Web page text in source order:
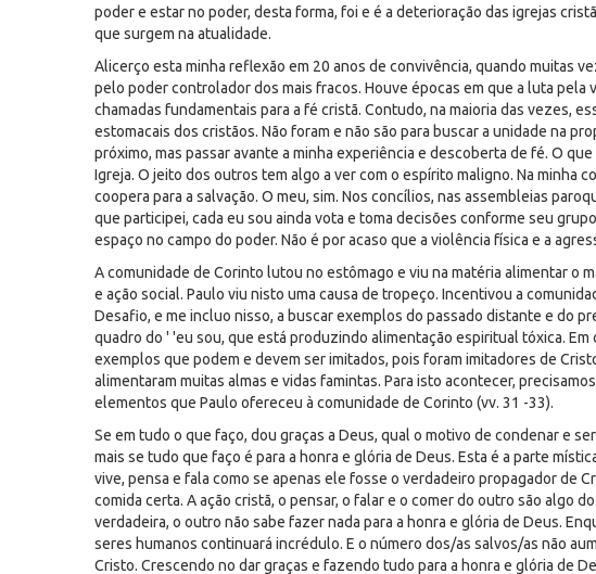
poder e estar no poder, desta forma, foi e é a deterioração das igrejas
que surgem na atualidade.
Alicerço esta minha reflexão em 20 anos de convivência, quando muitas
pelo poder controlador dos mais fracos. Houve épocas em que a luta
chamadas fundamentais para a fé cristã. Contudo, na maioria das vezes,
estomacais dos cristãos. Não foram e não são para buscar a unidade na
próximo, mas passar avante a minha experiência e descoberta de fé. O
Igreja. O jeito dos outros tem algo a ver com o espírito maligno. Na minha
coopera para a salvação. O meu, sim. Nos concílios, nas assembleias
que participei, cada eu sou ainda vota e toma decisões conforme seu
espaço no campo do poder. Não é por acaso que a violência física e a
A comunidade de Corinto lutou no estômago e viu na matéria alimentar o
e ação social. Paulo viu nisto uma causa de tropeço. Incentivou a
Desafio, e me incluo nisso, a buscar exemplos do passado distante e do
quadro do ' 'eu sou, que está produzindo alimentação espiritual tóxica. Em
exemplos que podem e devem ser imitados, pois foram imitadores de
alimentaram muitas almas e vidas famintas. Para isto acontecer,
elementos que Paulo ofereceu à comunidade de Corinto (vv. 31 -33).
Se em tudo o que faço, dou graças a Deus, qual o motivo de condenar e
mais se tudo que faço é para a honra e glória de Deus. Esta é a parte
vive, pensa e fala como se apenas ele fosse o verdadeiro propagador de
comida certa. A ação cristã, o pensar, o falar e o comer do outro são algo
verdadeira, o outro não sabe fazer nada para a honra e glória de Deus.
seres humanos continuará incrédulo. E o número dos/as salvos/as não
Cristo. Crescendo no dar graças e fazendo tudo para a honra e glória de